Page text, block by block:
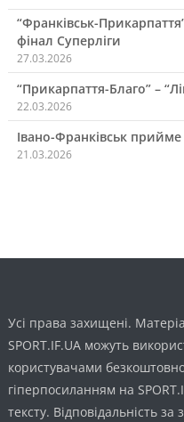
“Франківськ-
фінал Суперліги
27.03.2026
“Прикарпаття-Благо” –
22.03.2026
Івано-Франківськ
21.03.2026
Усі права захищені.
SPORT.IF.UA можуть
користувачами
гіперпосиланням на
тексту. Відповідальність